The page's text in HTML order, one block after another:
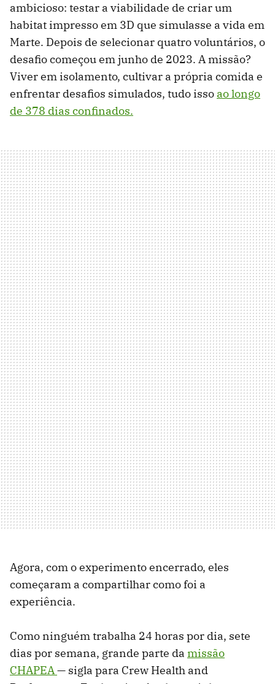
ambicioso: testar a viabilidade de criar um
habitat impresso em 3D que simulasse a vida em
Marte. Depois de selecionar quatro voluntários, o
desafio começou em junho de 2023. A missão?
Viver em isolamento, cultivar a própria comida e
enfrentar desafios simulados, tudo isso ao longo
de 378 dias confinados.
Agora, com o experimento encerrado, eles
começaram a compartilhar como foi a
experiência.
Como ninguém trabalha 24 horas por dia, sete
dias por semana, grande parte da missão
CHAPEA— sigla para Crew Health and